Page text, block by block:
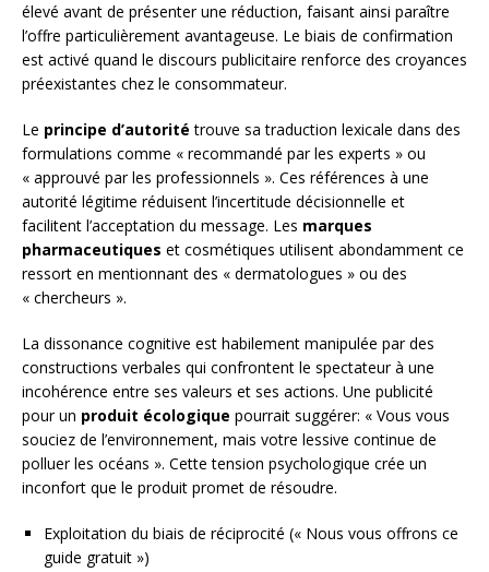
élevé avant de présenter une réduction, faisant ainsi paraître
l’offre particulièrement avantageuse. Le biais de confirmation
est activé quand le discours publicitaire renforce des croyances
préexistantes chez le consommateur.
Le principe d’autorité trouve sa traduction lexicale dans des
formulations comme « recommandé par les experts » ou
« approuvé par les professionnels ». Ces références à une
autorité légitime réduisent l’incertitude décisionnelle et
facilitent l’acceptation du message. Les marques
pharmaceutiques et cosmétiques utilisent abondamment ce
ressort en mentionnant des « dermatologues » ou des
« chercheurs ».
La dissonance cognitive est habilement manipulée par des
constructions verbales qui confrontent le spectateur à une
incohérence entre ses valeurs et ses actions. Une publicité
pour un produit écologique pourrait suggérer: « Vous vous
souciez de l’environnement, mais votre lessive continue de
polluer les océans ». Cette tension psychologique crée un
inconfort que le produit promet de résoudre.
Exploitation du biais de réciprocité (« Nous vous offrons ce
guide gratuit »)